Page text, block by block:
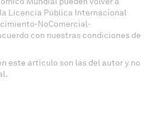
Licencia Pública Internacional
NoComercial-
con nuestras condiciones de
este artículo son las del autor y no